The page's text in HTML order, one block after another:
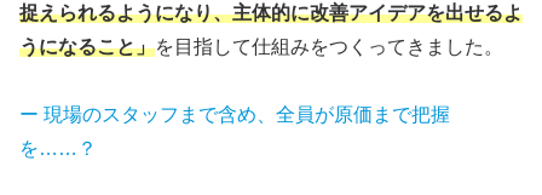
捉えられるようになり、主体的に改善アイデアを出せるよ
うになること」を目指して仕組みをつくってきました。
ー 現場のスタッフまで含め、全員が原価まで把握
を……？